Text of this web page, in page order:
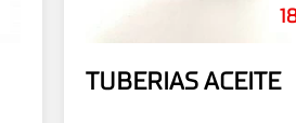
TUBERIAS ACEITE